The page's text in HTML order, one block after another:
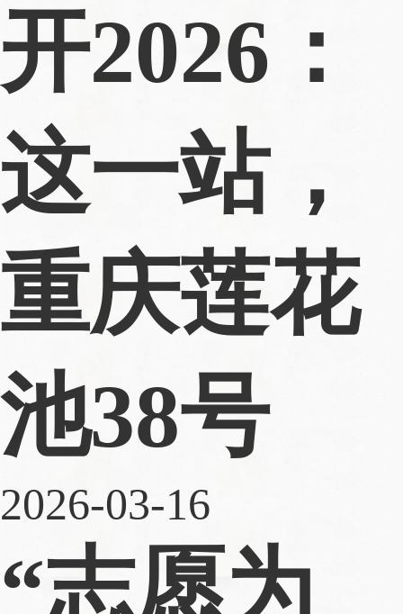
开2026：
这一站，
重庆莲花
池38号
2026-03-16
“志愿为